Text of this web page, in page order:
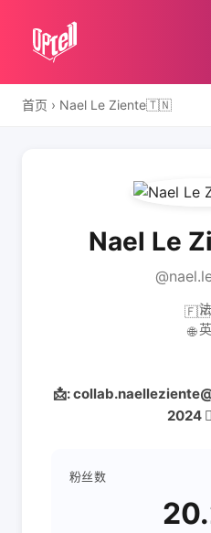
首页 › Nael Le Ziente🇹🇳
Nael Le
🇫🇷
🌐
📩:
2024
粉丝数